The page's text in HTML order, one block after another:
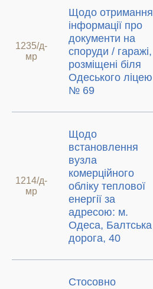
1235/д-
мр
Щодо отримання
інформації про
документи на
споруди / гаражі,
розміщені біля
Одеського ліцею
№ 69
1214/д-
мр
Щодо
встановлення
вузла
комерційного
обліку теплової
енергії за
адресою: м.
Одеса, Балтська
дорога, 40
Стосовно